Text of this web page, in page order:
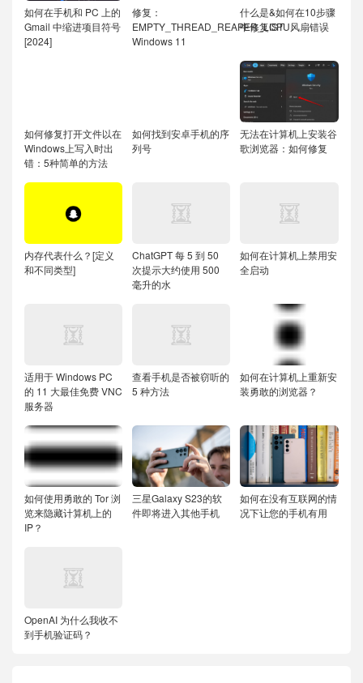
如何在手机和 PC 上的
Gmail 中缩进项目符号
[2024]
修复：
EMPTY_THREAD_REAPER_LIST
Windows 11
什么是&如何在10步骤
中修复CPU风扇错误
如何修复打开文件以在
Windows上写入时出
错：5种简单的方法
如何找到安卓手机的序
列号
无法在计算机上安装谷
歌浏览器：如何修复
内存代表什么？[定义
和不同类型]
ChatGPT 每 5 到 50
次提示大约使用 500
毫升的水
如何在计算机上禁用安
全启动
适用于 Windows PC
的 11 大最佳免费 VNC
服务器
查看手机是否被窃听的
5 种方法
如何在计算机上重新安
装勇敢的浏览器？
如何使用勇敢的 Tor 浏
览来隐藏计算机上的
IP？
三星Galaxy S23的软
件即将进入其他手机
如何在没有互联网的情
况下让您的手机有用
OpenAI 为什么我收不
到手机验证码？